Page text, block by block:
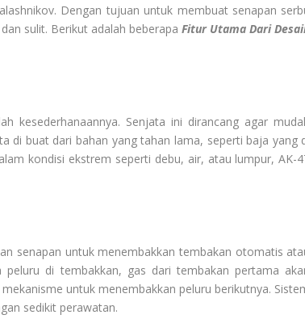
Dengan tujuan untuk membuat senapan
sulit. Berikut adalah beberapaFitur Utama Dari
kesederhanaannya. Senjata ini dirancang agar
di buat dari bahan yang tahan lama, seperti baja yang
kondisi ekstrem seperti debu, air, atau lumpur, AK-
senapan untuk menembakkan tembakan otomatis
di tembakkan, gas dari tembakan pertama
untuk menembakkan peluru berikutnya.
sedikit perawatan.